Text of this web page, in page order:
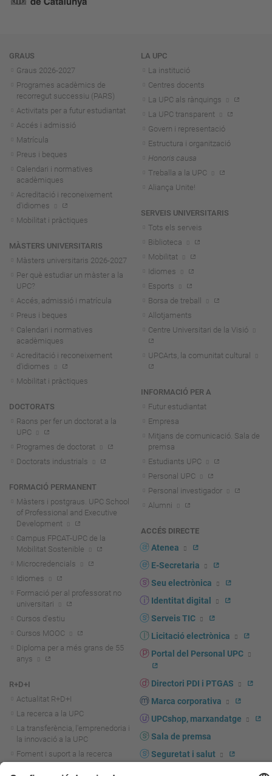
Navegació
GRAUS
Graus 2026-2027
Programes acadèmics de
recorregut successiu (PARS)
Activitats per a futur estudiantat
Accés i admissió
Matrícula
Preus i beques
Calendari i normatives
acadèmiques
Acreditació i reconeixement
d'idiomes
Mobilitat i pràctiques
MÀSTERS UNIVERSITARIS
Màsters universitaris 2026-2027
Per què estudiar un màster a la
UPC?
Accés, admissió i matrícula
Preus i beques
Calendari i normatives
acadèmiques
Acreditació i reconeixement
d'idiomes
Mobilitat i pràctiques
DOCTORATS
Raons per fer un doctorat a la
UPC
Programes de doctorat
Doctorats industrials
FORMACIÓ PERMANENT
Màsters i postgraus. UPC School
of Professional and Executive
Development
Campus FPCAT-UPC de la
Mobilitat Sostenible
Microcredencials
Idiomes
Formació per al professorat no
universitari
Cursos d'estiu
Cursos MOOC
Diploma per a més grans de 55
anys
R+D+I
Actualitat R+D+I
La recerca a la UPC
La transferència, l'emprenedoria i
la innovació a la UPC
Foment i suport a la recerca
LA UPC
La institució
Centres docents
La UPC als rànquings
La UPC transparent
Govern i representació
Estructura i organització
Honoris causa
Treballa a la UPC
Aliança Unite!
SERVEIS UNIVERSITARIS
Tots els serveis
Biblioteca
Mobilitat
Idiomes
Esports
Borsa de treball
Allotjaments
Centre Universitari de la Visió
UPCArts, la comunitat cultural
INFORMACIÓ PER A
Futur estudiantat
Empresa
Mitjans de comunicació. Sala de
premsa
Estudiants UPC
Personal UPC
Personal investigador
Alumni
ACCÉS DIRECTE
Atenea
E-Secretaria
Seu electrònica
Identitat digital
Serveis TIC
Licitació electrònica
Portal del Personal UPC
Directori PDI i PTGAS
Marca corporativa
UPCshop, marxandatge
Sala de premsa
Seguretat i salut
Autoprotecció i emergències